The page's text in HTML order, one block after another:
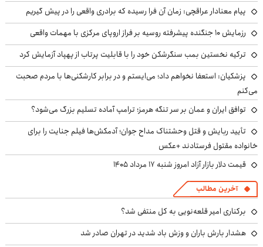
پیام معنادار عراقچی: زمان آن فرا رسیده که برادری واقعی را در پیش گیریم
رزمایش ۱۰ جنگنده پیشرفته روسیه بر فراز اروپای مرکزی با مهمات واقعی
ترکیه نخستین بمب سنگرشکن خود را با قابلیت پرتاب از پهپاد آزمایش کرد
پزشکیان: استعفا نخواهم داد؛ می‌ایستم و در برابر کارشکنی‌ها با مردم صحبت
می‌کنم
توافق ایران و عمان بر سر تنگه هرمز؛ ترامپ آماده تسلیم بزرگ می‌شود؟
تأیید ربایش و قتل وحشتناک مداح جوان؛ آدمکش‌ها فیلم جنایت را برای
خانواده مقتول فرستادند +عکس
قیمت دلار بازار آزاد امروز شنبه ۱۷ مرداد ۱۴۰۵
آخرین مطالب
برکناری امیر قلعه‌نویی به کل منتفی شد؟
هشدار بارش باران و وزش باد شدید در تهران صادر شد